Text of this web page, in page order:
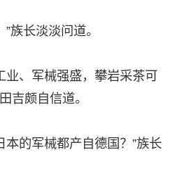
族长淡淡问道。
业、军械强盛，攀岩采茶可
吉颇自信道。
本的军械都产自德国？”族长